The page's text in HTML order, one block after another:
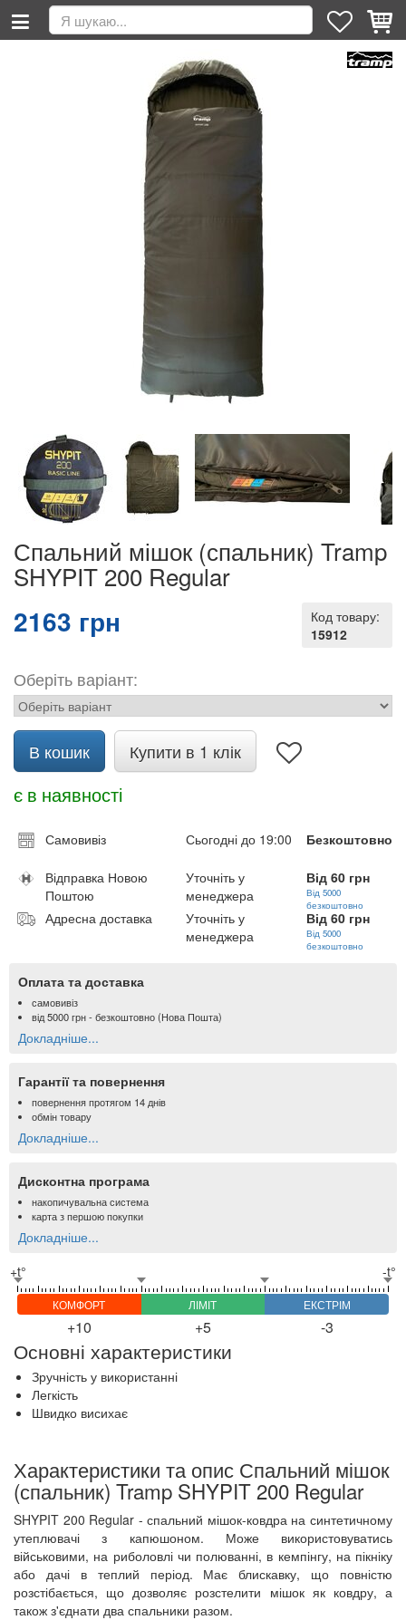
Спальний мішок (спальник) Tramp
SHYPIT 200 Regular
Код товару:
15912
2163 грн
Оберіть варіант:
В кошик Купити в 1 клік
є в наявності
Самовивіз Сьогодні до 19:00 Безкоштовно
Відправка Новою
Поштою
Уточніть у
менеджера
Від 60 грн
Від 5000
безкоштовно
Адресна доставка
Уточніть у
менеджера
Від 60 грн
Від 5000
безкоштовно
Оплата та доставка
самовивіз
від5000 грн- безкоштовно (Нова Пошта)
Докладніше...
Гарантії та повернення
повернення протягом 14 днів
обмін товару
Докладніше...
Дисконтна програма
накопичувальна система
карта з першою покупки
Докладніше...
+t°
-t°
КОМФОРТ
+10
ЛІМІТ
+5
ЕКСТРІМ
-3
Основні характеристики
Зручність у використанні
Легкість
Швидко висихає
Характеристики та опис Спальний мішок
(спальник) Tramp SHYPIT 200 Regular
SHYPIT 200 Regular - спальний мішок-ковдра на синтетичному
утеплювачі з капюшоном. Може використовуватись
військовими, на риболовлі чи полюванні, в кемпінгу, на пікніку
або дачі в теплий період. Має блискавку, що повністю
розстібається, що дозволяє розстелити мішок як ковдру, а
також з'єднати два спальники разом.